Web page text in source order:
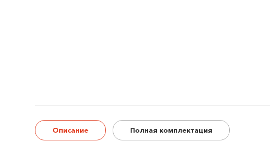
Описание Полная комплектация